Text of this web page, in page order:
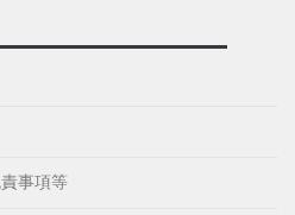
事項等